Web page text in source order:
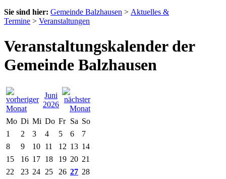
Sie sind hier: Gemeinde Balzhausen > Aktuelles &
Termine > Veranstaltungen
Veranstaltungskalender der
Gemeinde Balzhausen
Juni
2026
Mo Di Mi Do Fr Sa So
1
2 3 4 5 6
7
8
9 10 11 12 13 14
15
16 17 18 19 20 21
22
23 24 25 26 27 28